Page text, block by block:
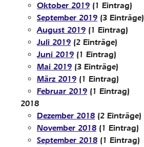
Oktober 2019 (1 Eintrag)
September 2019 (3 Einträge)
August 2019 (1 Eintrag)
Juli 2019 (2 Einträge)
Juni 2019 (1 Eintrag)
Mai 2019 (3 Einträge)
März 2019 (1 Eintrag)
Februar 2019 (1 Eintrag)
2018
Dezember 2018 (2 Einträge)
November 2018 (1 Eintrag)
September 2018 (1 Eintrag)